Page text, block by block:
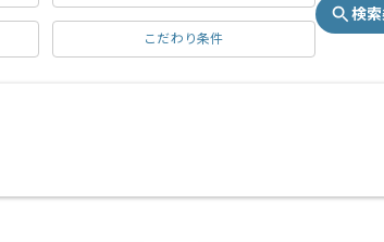
こだわり条件
検